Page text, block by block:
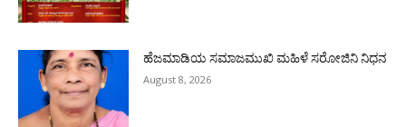
ಹೆಜಮಾಡಿಯ ಸಮಾಜಮುಖಿ ಮಹಿಳೆ ಸರೋಜಿನಿ ನಿಧನ
August 8, 2026